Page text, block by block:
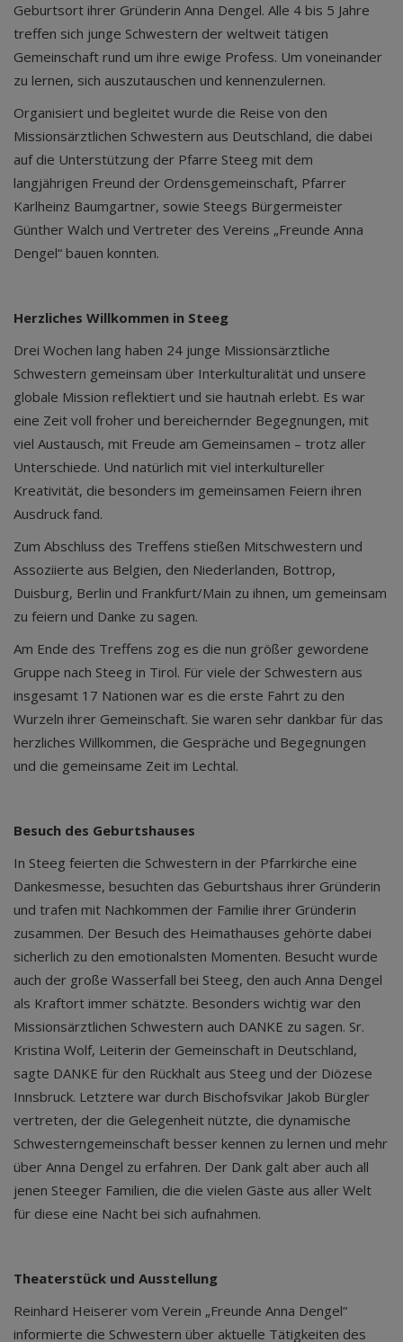
Geburtsort ihrer Gründerin Anna Dengel. Alle 4 bis 5 Jahre
treffen sich junge Schwestern der weltweit tätigen
Gemeinschaft rund um ihre ewige Profess. Um voneinander
zu lernen, sich auszutauschen und kennenzulernen.
Organisiert und begleitet wurde die Reise von den
Missionsärztlichen Schwestern aus Deutschland, die dabei
auf die Unterstützung der Pfarre Steeg mit dem
langjährigen Freund der Ordensgemeinschaft, Pfarrer
Karlheinz Baumgartner, sowie Steegs Bürgermeister
Günther Walch und Vertreter des Vereins „Freunde Anna
Dengel“ bauen konnten.
Herzliches Willkommen in Steeg
Drei Wochen lang haben 24 junge Missionsärztliche
Schwestern gemeinsam über Interkulturalität und unsere
globale Mission reflektiert und sie hautnah erlebt. Es war
eine Zeit voll froher und bereichernder Begegnungen, mit
viel Austausch, mit Freude am Gemeinsamen – trotz aller
Unterschiede. Und natürlich mit viel interkultureller
Kreativität, die besonders im gemeinsamen Feiern ihren
Ausdruck fand.
Zum Abschluss des Treffens stießen Mitschwestern und
Assoziierte aus Belgien, den Niederlanden, Bottrop,
Duisburg, Berlin und Frankfurt/Main zu ihnen, um gemeinsam
zu feiern und Danke zu sagen.
Am Ende des Treffens zog es die nun größer gewordene
Gruppe nach Steeg in Tirol. Für viele der Schwestern aus
insgesamt 17 Nationen war es die erste Fahrt zu den
Wurzeln ihrer Gemeinschaft. Sie waren sehr dankbar für das
herzliches Willkommen, die Gespräche und Begegnungen
und die gemeinsame Zeit im Lechtal.
Besuch des Geburtshauses
In Steeg feierten die Schwestern in der Pfarrkirche eine
Dankesmesse, besuchten das Geburtshaus ihrer Gründerin
und trafen mit Nachkommen der Familie ihrer Gründerin
zusammen. Der Besuch des Heimathauses gehörte dabei
sicherlich zu den emotionalsten Momenten. Besucht wurde
auch der große Wasserfall bei Steeg, den auch Anna Dengel
als Kraftort immer schätzte. Besonders wichtig war den
Missionsärztlichen Schwestern auch DANKE zu sagen. Sr.
Kristina Wolf, Leiterin der Gemeinschaft in Deutschland,
sagte DANKE für den Rückhalt aus Steeg und der Diözese
Innsbruck. Letztere war durch Bischofsvikar Jakob Bürgler
vertreten, der die Gelegenheit nützte, die dynamische
Schwesterngemeinschaft besser kennen zu lernen und mehr
über Anna Dengel zu erfahren. Der Dank galt aber auch all
jenen Steeger Familien, die die vielen Gäste aus aller Welt
für diese eine Nacht bei sich aufnahmen.
Theaterstück und Ausstellung
Reinhard Heiserer vom Verein „Freunde Anna Dengel“
informierte die Schwestern über aktuelle Tätigkeiten des